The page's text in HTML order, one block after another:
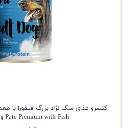
Pate Premium with Fish وزن 400 گرم